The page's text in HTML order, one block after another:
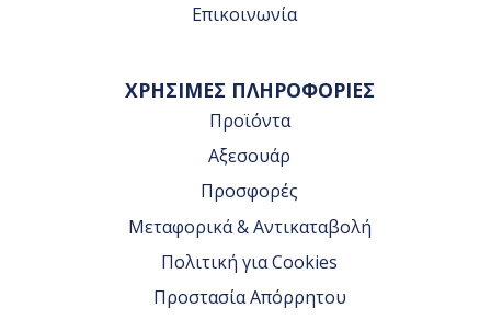
Επικοινωνία
ΧΡΗΣΙΜΕΣ ΠΛΗΡΟΦΟΡΙΕΣ
Προϊόντα
Αξεσουάρ
Προσφορές
Μεταφορικά & Αντικαταβολή
Πολιτική για Cookies
Προστασία Απόρρητου